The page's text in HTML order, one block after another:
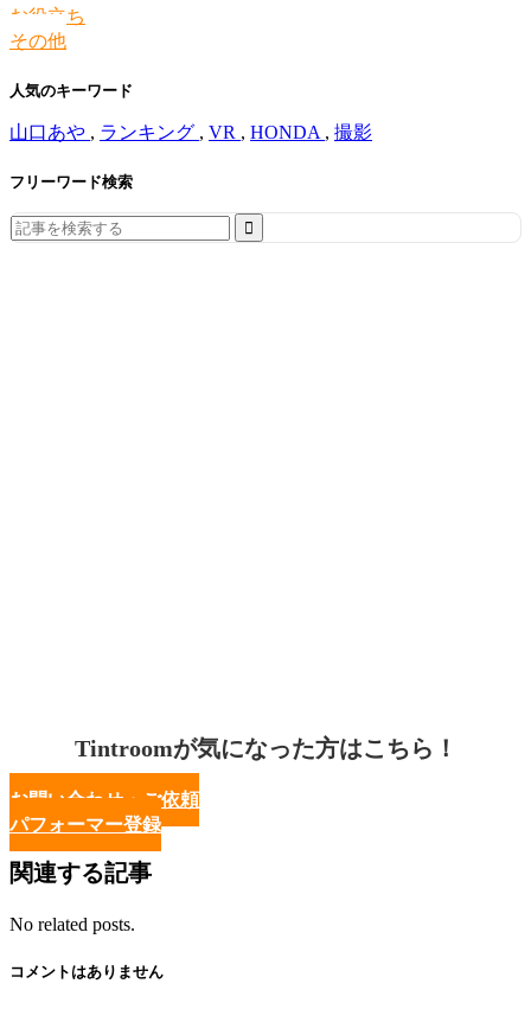
お役立ち
その他
人気のキーワード
山口あや , ランキング , VR , HONDA , 撮影
フリーワード検索
Search
for:
Tintroomが気になった方はこちら！
お問い合わせ・ご依頼
パフォーマー登録
関連する記事
No related posts.
コメントはありません